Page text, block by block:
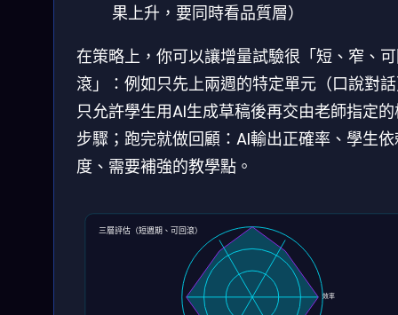
果上升，要同時看品質層）
在策略上，你可以讓增量試驗很「短、窄、
滾」：例如只先上兩週的特定單元（口說對
只允許學生用AI生成草稿後再交由老師指定
步驟；跑完就做回顧：AI輸出正確率、學生
度、需要補強的教學點。
三層評估（短週期、可回滾）
效率